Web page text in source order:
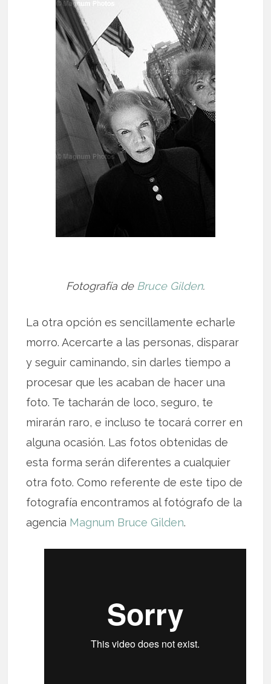
Fotografía deBruce Gilden.
La otra opción es sencillamente echarle
morro. Acercarte a las personas, disparar
y seguir caminando, sin darles tiempo a
procesar que les acaban de hacer una
foto. Te tacharán de loco, seguro, te
mirarán raro, e incluso te tocará correr en
alguna ocasión. Las fotos obtenidas de
esta forma serán diferentes a cualquier
otra foto. Como referente de este tipo de
fotografía encontramos al fotógrafo de la
agencia Magnum Bruce Gilden.